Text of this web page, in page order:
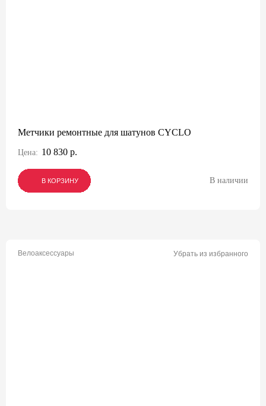
Метчики ремонтные для шатунов CYCLO
Цена: 10 830 р.
В КОРЗИНУ
В КОРЗИНУ
В КОРЗИНУ В наличии
Велоаксессуары Убрать из избранного